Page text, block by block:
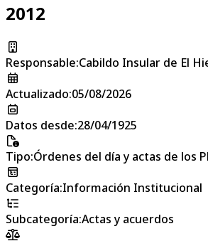
2012
Responsable:Cabildo Insular de El
Actualizado:05/08/2026
Datos desde:28/04/1925
Tipo:Órdenes del día y actas de los
Categoría:Información Institucional
Subcategoría:Actas y acuerdos